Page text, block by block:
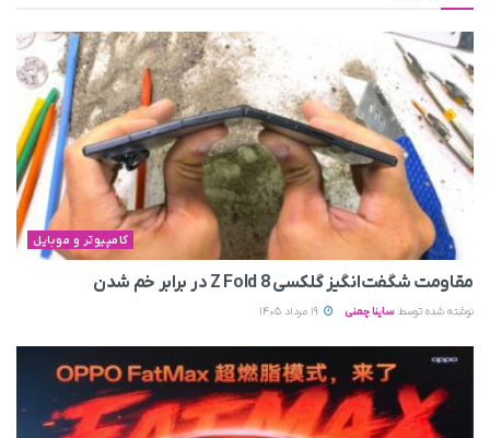
کامپیوتر و موبایل
مقاومت شگفت‌انگیز گلکسی Z Fold 8 در برابر خم شدن
نوشته شده توسط ساینا چمنی